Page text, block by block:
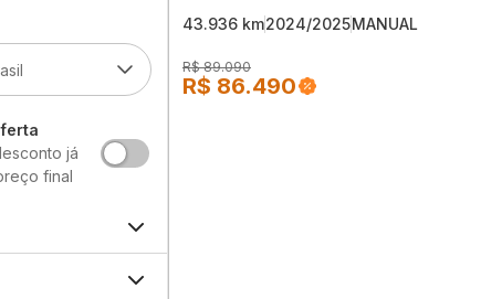
já
final
43.936 km2024/2025MANUAL
R$ 89.090
R$ 86.490